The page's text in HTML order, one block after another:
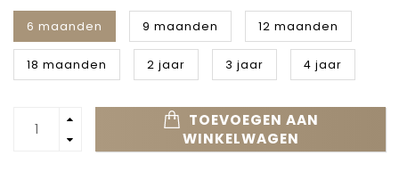
6 maanden 9 maanden 12 maanden
18 maanden 2 jaar 3 jaar 4 jaar
TOEVOEGEN AAN
WINKELWAGEN